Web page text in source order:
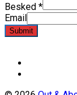
Besked *
Email
Submit